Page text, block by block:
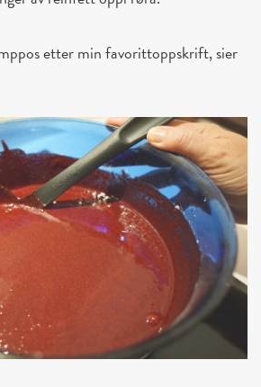
etter min favorittoppskrift, sier